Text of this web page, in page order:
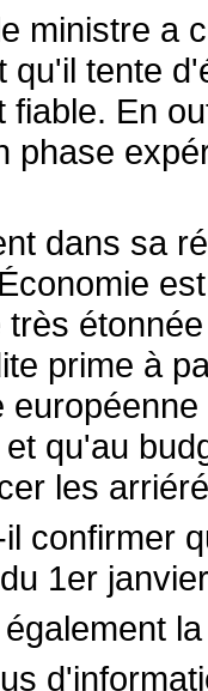
ministre a
qu'il tente
fiable. En
phase
dans sa
prime à
qu'au
les
confirmer
1er